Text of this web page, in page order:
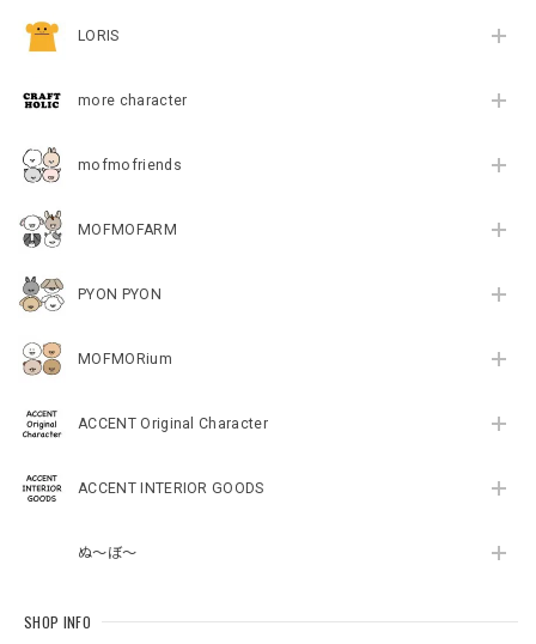
LORIS
more character
mofmofriends
MOFMOFARM
PYON PYON
MOFMORium
ACCENT Original Character
ACCENT INTERIOR GOODS
ぬ～ぼ～
SHOP INFO